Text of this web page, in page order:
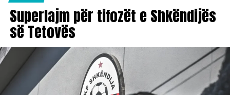
Superlajm për tifozët e Shkëndijës
së Tetovës